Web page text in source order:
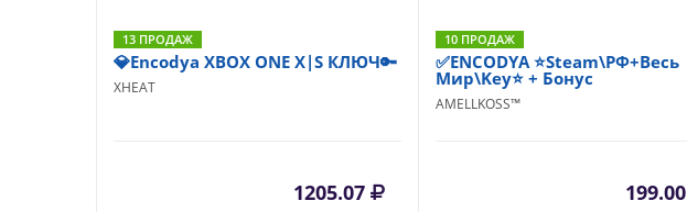
13 ПРОДАЖ
💎Encodya XBOX ONE X|S КЛЮЧ🔑
XHEAT
1205.07
10 ПРОДАЖ
✅ENCODYA ⭐Steam\РФ+Весь
Мир\Key⭐ + Бонус
AMELLKOSS™
199.00